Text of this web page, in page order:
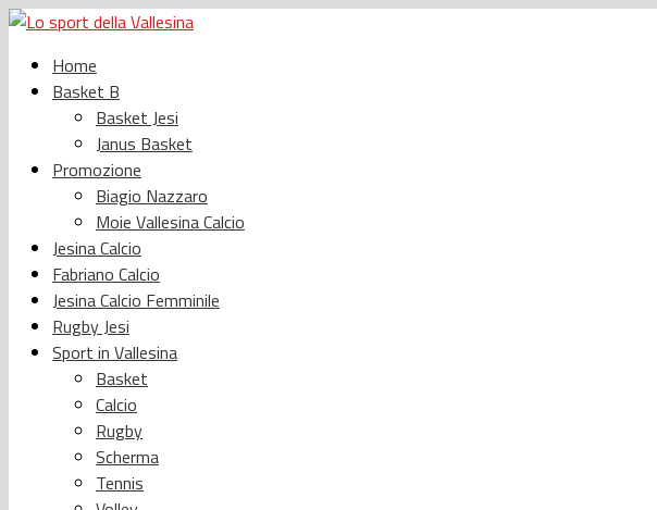
Home
Basket B
Basket Jesi
Janus Basket
Promozione
Biagio Nazzaro
Moie Vallesina Calcio
Jesina Calcio
Fabriano Calcio
Jesina Calcio Femminile
Rugby Jesi
Sport in Vallesina
Basket
Calcio
Rugby
Scherma
Tennis